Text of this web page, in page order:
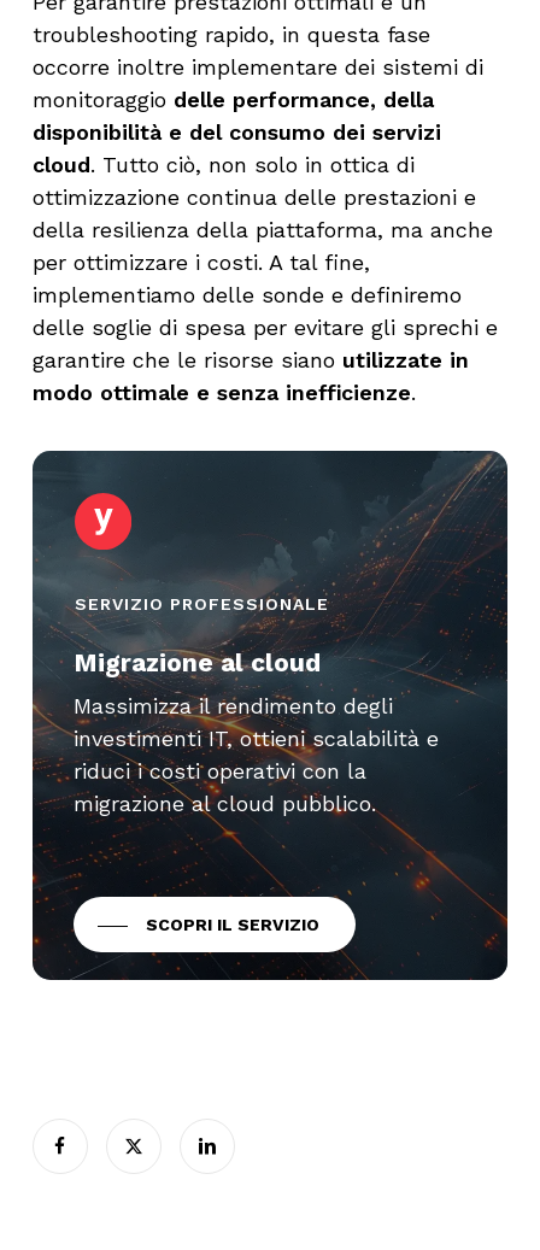
troubleshooting rapido, in questa fase
occorre inoltre implementare dei sistemi di
monitoraggiodelle performance, della
disponibilità e del consumo dei servizi
cloud. Tutto ciò, non solo in ottica di
ottimizzazione continua delle prestazioni e
della resilienza della piattaforma, ma anche
per ottimizzare i costi. A tal fine,
implementiamo delle sonde e definiremo
delle soglie di spesa per evitare gli sprechi e
garantire che le risorse siano utilizzate in
modo ottimale e senza inefficienze.
SERVIZIO PROFESSIONALE
Migrazione al cloud
Massimizza il rendimento degli
investimenti IT, ottieni scalabilità e
riduci i costi operativi con la
migrazione al cloud pubblico.
SCOPRI IL SERVIZIO